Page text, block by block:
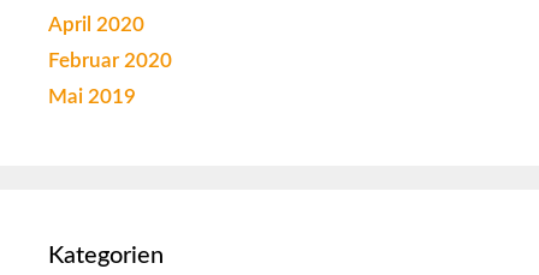
April 2020
Februar 2020
Mai 2019
Kategorien